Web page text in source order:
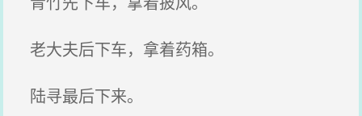
老大夫后下车，拿着药箱。
陆寻最后下来。